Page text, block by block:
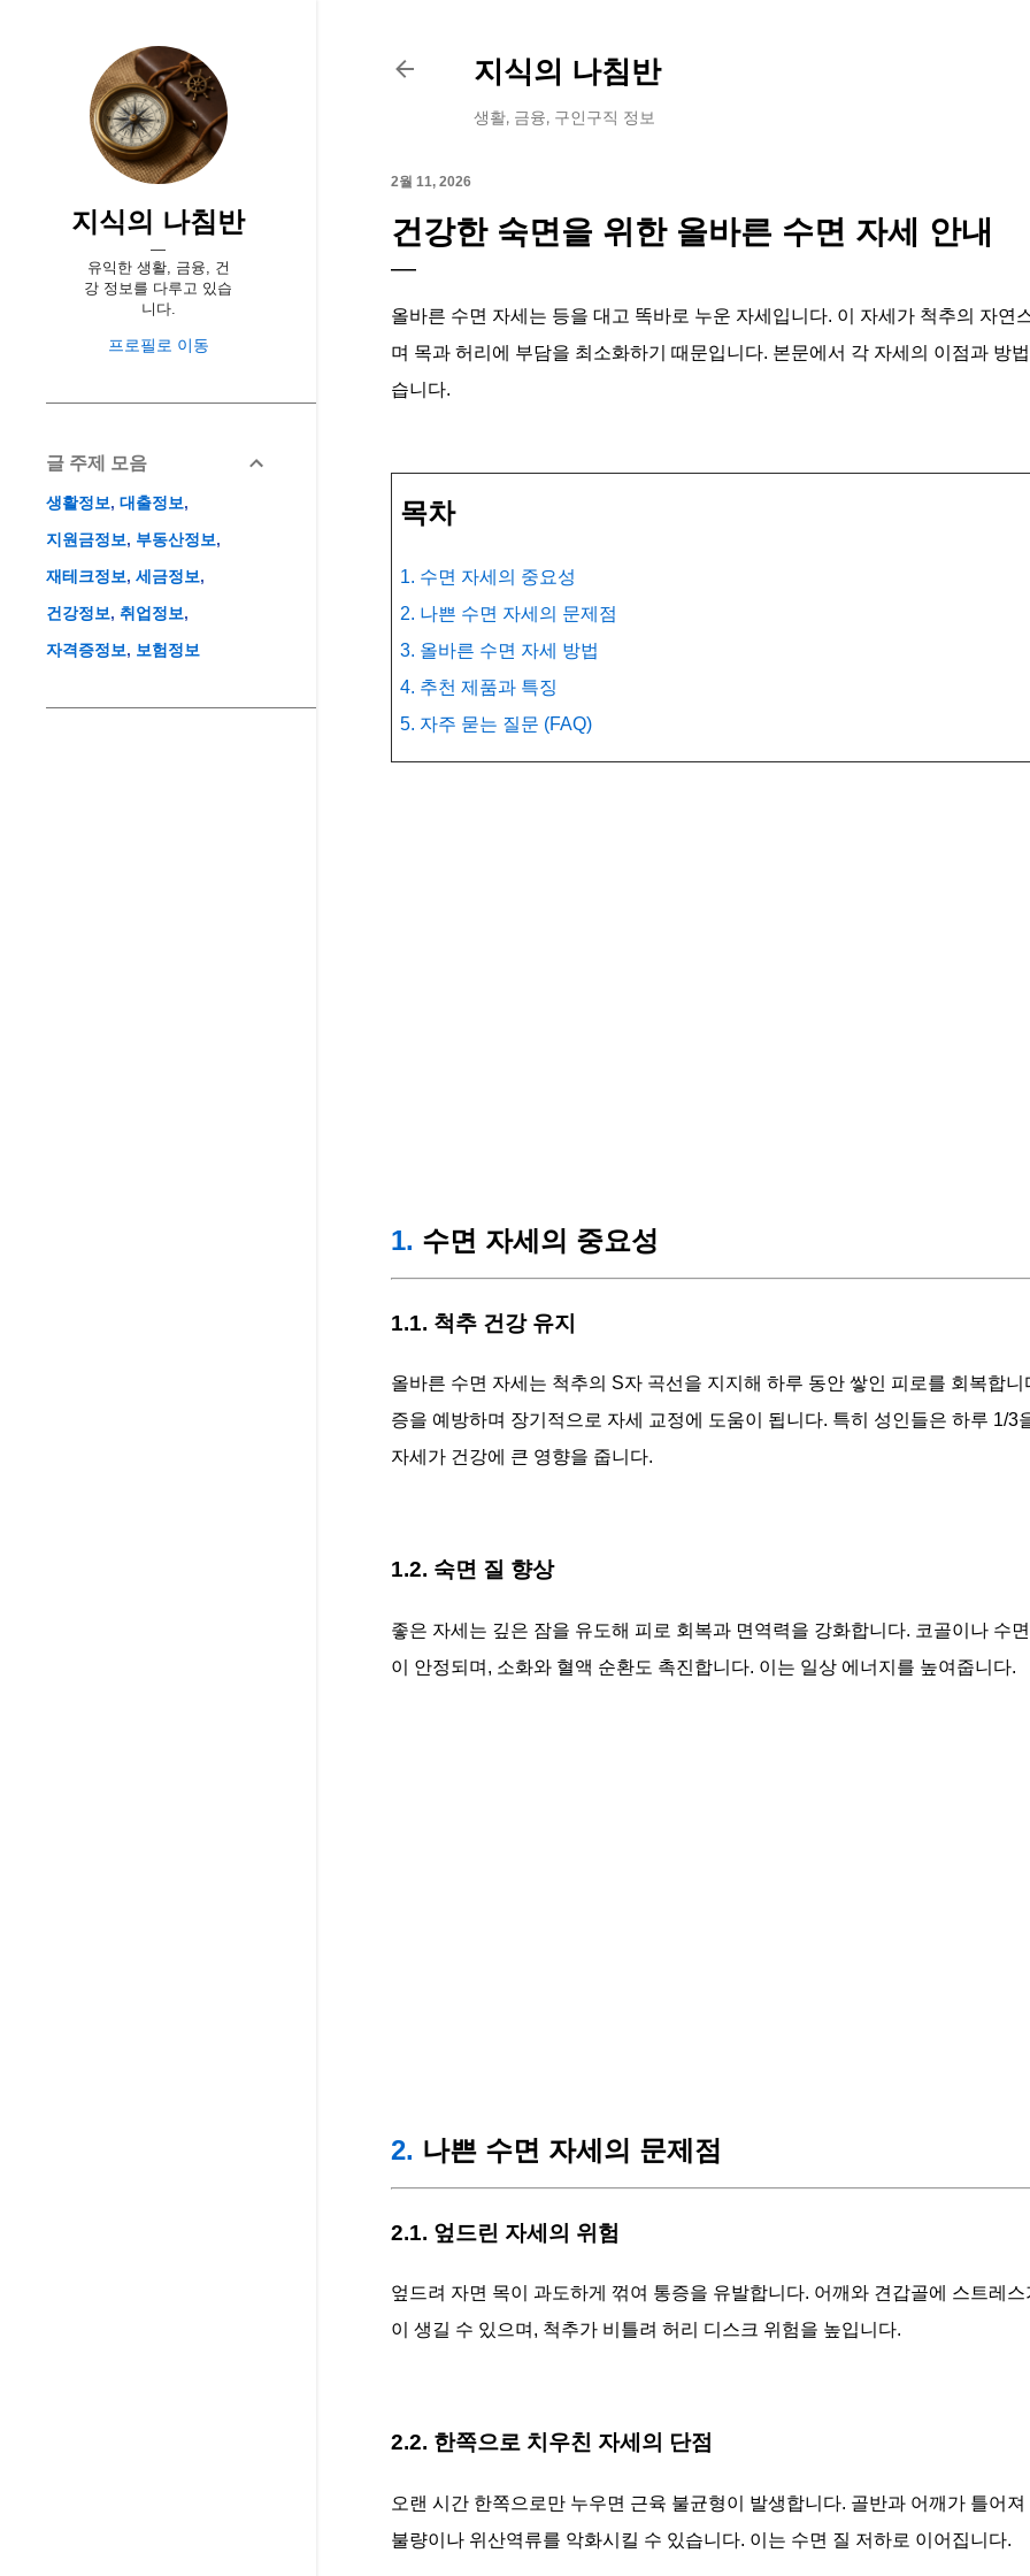
지식의 나침반
생활, 금융, 구인구직 정보
2월 11, 2026
건강한 숙면을 위한 올바른 수면 자세 안내
올바른 수면 자세는 등을 대고 똑바로 누운 자세입니다. 이 자세가 척추의 자연
며 목과 허리에 부담을 최소화하기 때문입니다. 본문에서 각 자세의 이점과 방
습니다.
목차
1. 수면 자세의 중요성
2. 나쁜 수면 자세의 문제점
3. 올바른 수면 자세 방법
4. 추천 제품과 특징
5. 자주 묻는 질문 (FAQ)
1. 수면 자세의 중요성
1.1. 척추 건강 유지
올바른 수면 자세는 척추의 S자 곡선을 지지해 하루 동안 쌓인 피로를 회복합니
증을 예방하며 장기적으로 자세 교정에 도움이 됩니다. 특히 성인들은 하루 1/3
자세가 건강에 큰 영향을 줍니다.
1.2. 숙면 질 향상
좋은 자세는 깊은 잠을 유도해 피로 회복과 면역력을 강화합니다. 코골이나 수
이 안정되며, 소화와 혈액 순환도 촉진합니다. 이는 일상 에너지를 높여줍니다.
2. 나쁜 수면 자세의 문제점
2.1. 엎드린 자세의 위험
엎드려 자면 목이 과도하게 꺾여 통증을 유발합니다. 어깨와 견갑골에 스트레
이 생길 수 있으며, 척추가 비틀려 허리 디스크 위험을 높입니다.
2.2. 한쪽으로 치우친 자세의 단점
오랜 시간 한쪽으로만 누우면 근육 불균형이 발생합니다. 골반과 어깨가 틀어
불량이나 위산역류를 악화시킬 수 있습니다. 이는 수면 질 저하로 이어집니다.
지식의 나침반
유익한 생활, 금융, 건
강 정보를 다루고 있습
니다.
프로필로 이동
글 주제 모음
생활정보
대출정보
지원금정보
부동산정보
재테크정보
세금정보
건강정보
취업정보
자격증정보
보험정보